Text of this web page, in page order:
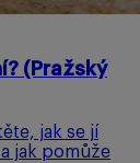
(Pražský
jak se jí
jak pomůže